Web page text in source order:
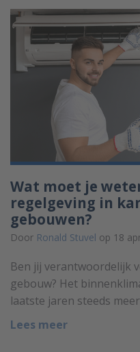
Wat moet je
regelgeving in
gebouwen?
Door Ronald Stuvel op 18
Ben jij verantwoordelijk
gebouw? Het
laatste jaren steeds
Lees meer